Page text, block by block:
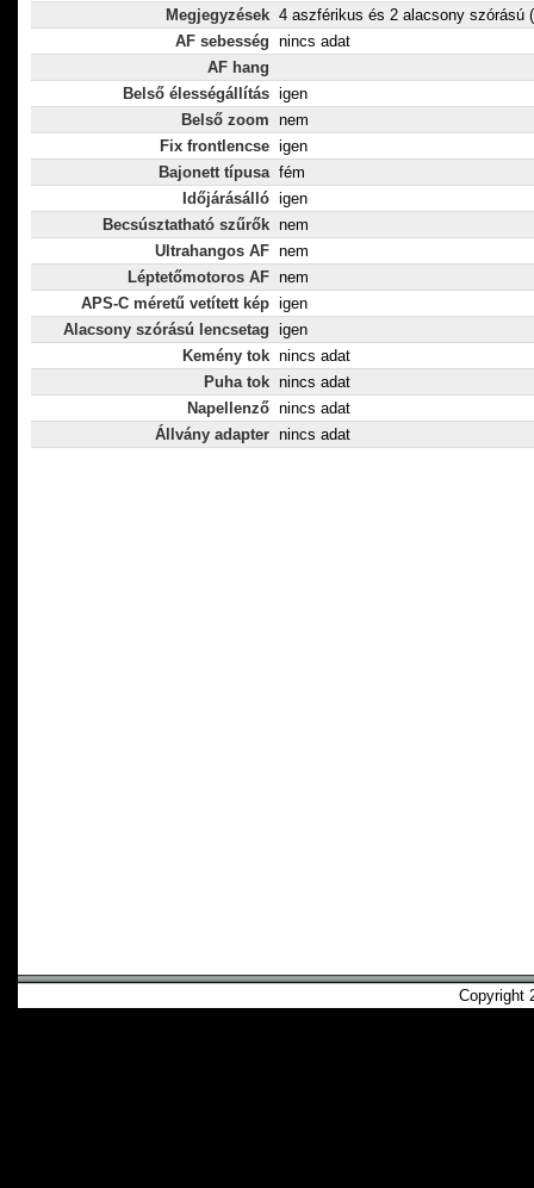
Megjegyzések 4 aszférikus és 2 alacsony szórású
AF sebesség nincs adat
AF hang
Belső élességállítás igen
Belső zoom nem
Fix frontlencse igen
Bajonett típusa fém
Időjárásálló igen
Becsúsztatható szűrők nem
Ultrahangos AF nem
Léptetőmotoros AF nem
APS-C méretű vetített kép igen
Alacsony szórású lencsetag igen
Kemény tok nincs adat
Puha tok nincs adat
Napellenző nincs adat
Állvány adapter nincs adat
Copyright